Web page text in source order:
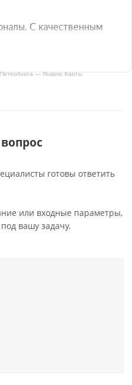
— Яндекс Карты
готовы ответить
или входные параметры,
вашу задачу.